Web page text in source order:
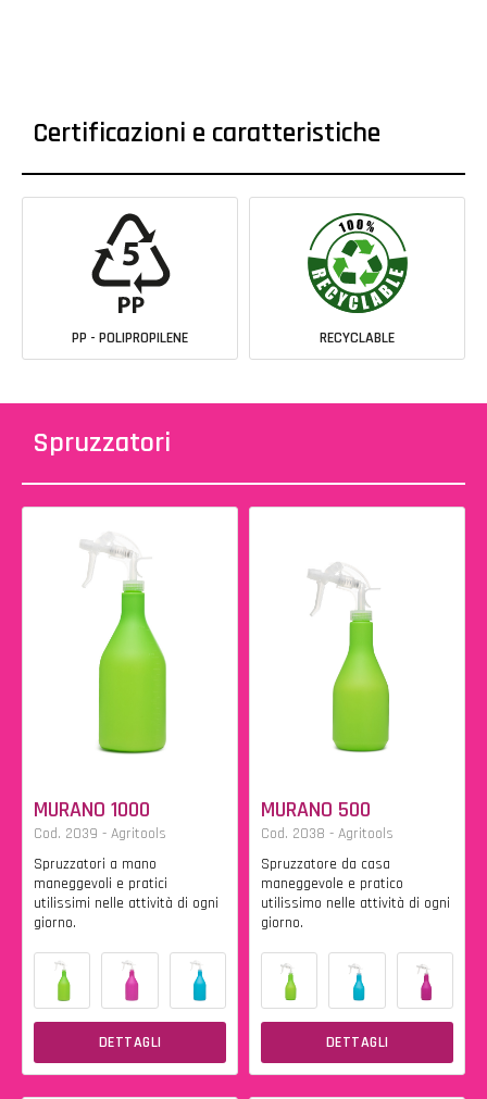
Certificazioni e caratteristiche
PP - POLIPROPILENE RECYCLABLE
Spruzzatori
MURANO 1000
Cod. 2039 - Agritools
Spruzzatori a mano
maneggevoli e pratici
utilissimi nelle attività di ogni
giorno.
DETTAGLI
MURANO 500
Cod. 2038 - Agritools
Spruzzatore da casa
maneggevole e pratico
utilissimo nelle attività di ogni
giorno.
DETTAGLI